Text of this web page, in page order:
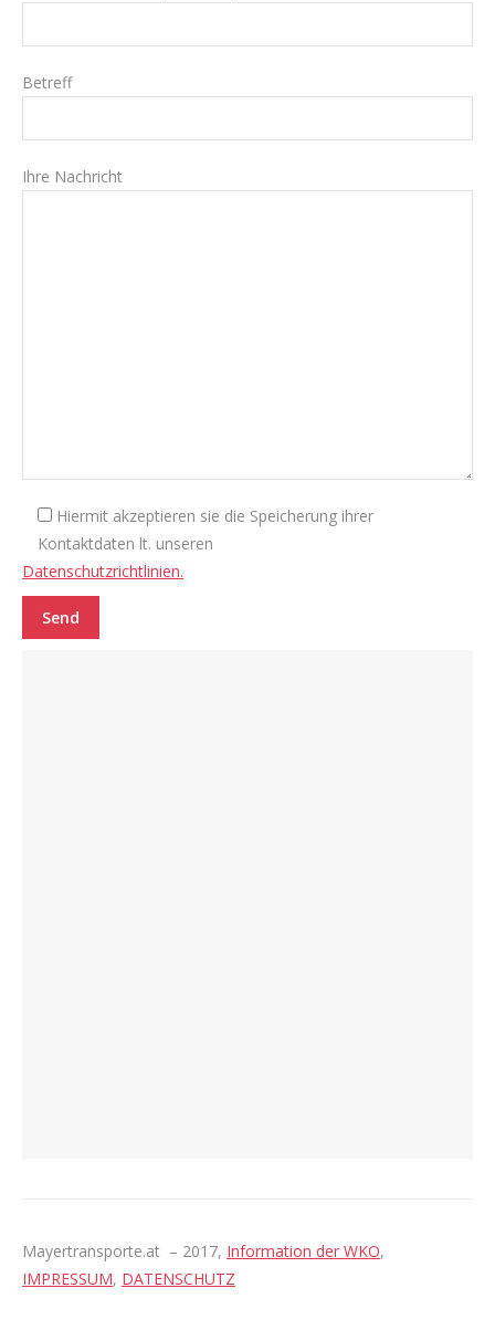
Betreff
Ihre Nachricht
Hiermit akzeptieren sie die Speicherung ihrer
Kontaktdaten lt. unseren
Datenschutzrichtlinien.
Mayertransporte.at – 2017, Information der WKO,
IMPRESSUM, DATENSCHUTZ